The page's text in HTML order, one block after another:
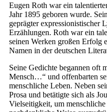
Eugen Roth war ein
Jahr 1895 geboren wurde.
geprägter expressionistischer
Erzählungen. Roth war ein
seinen Werken großen Erfolg
Namen in der deutschen
Seine Gedichte begannen oft
Mensch…“ und offenbarten
menschliche Leben. Neben
Prosa und betätigte sich als
Vielseitigkeit, um